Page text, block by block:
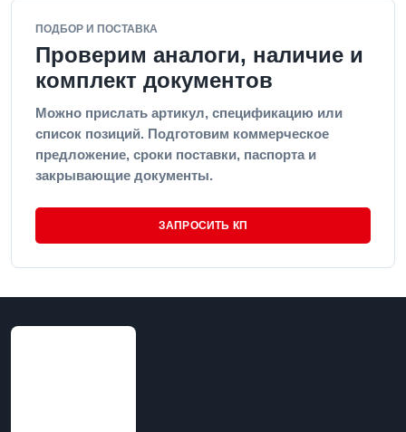
ПОДБОР И ПОСТАВКА
Проверим аналоги, наличие и
комплект документов
Можно прислать артикул, спецификацию или
список позиций. Подготовим коммерческое
предложение, сроки поставки, паспорта и
закрывающие документы.
ЗАПРОСИТЬ КП